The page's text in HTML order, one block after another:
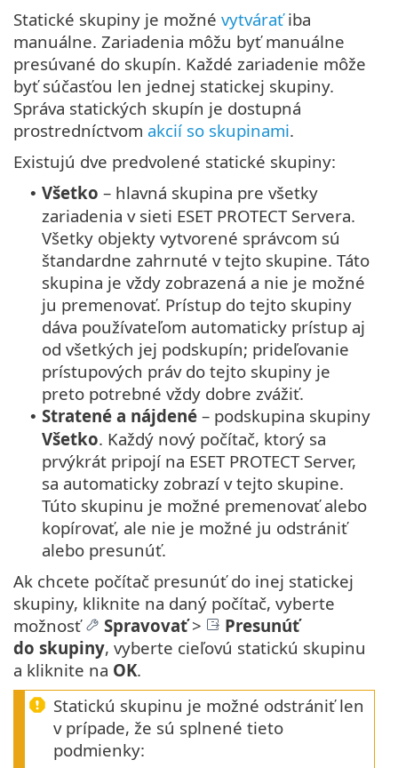
Statické skupiny je možné vytváraťiba
manuálne. Zariadenia môžu byť manuálne
presúvané do skupín. Každé zariadenie môže
byť súčasťou len jednej statickej skupiny.
Správa statických skupín je dostupná
prostredníctvom akcií so skupinami.
Existujú dve predvolené statické skupiny:
• Všetko – hlavná skupina pre všetky
zariadenia v sieti ESET PROTECT Servera.
Všetky objekty vytvorené správcom sú
štandardne zahrnuté v tejto skupine. Táto
skupina je vždy zobrazená a nie je možné
ju premenovať. Prístup do tejto skupiny
dáva používateľom automaticky prístup aj
od všetkých jej podskupín; prideľovanie
prístupových práv do tejto skupiny je
preto potrebné vždy dobre zvážiť.
• Stratené a nájdené – podskupina skupiny
Všetko. Každý nový počítač, ktorý sa
prvýkrát pripojí na ESET PROTECT Server,
sa automaticky zobrazí v tejto skupine.
Túto skupinu je možné premenovať alebo
kopírovať, ale nie je možné ju odstrániť
alebo presunúť.
Ak chcete počítač presunúť do inej statickej
skupiny, kliknite na daný počítač, vyberte
možnosť
Spravovať>
Presunúť
do skupiny, vyberte cieľovú statickú skupinu
a kliknite na OK.
Statickú skupinu je možné odstrániť len
v prípade, že sú splnené tieto
podmienky: